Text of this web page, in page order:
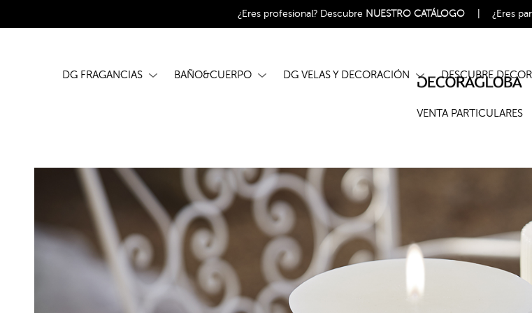
¿Eres profesional? Descubre NUESTRO CATÁLOGO ¿Eres
DG FRAGANCIAS BAÑO&CUERPO DG VELAS Y DECORACIÓN DESCUBRE
VENTA PARTICULARES